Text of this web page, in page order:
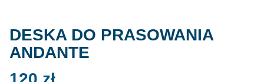
DESKA DO PRASOWANIA
ANDANTE